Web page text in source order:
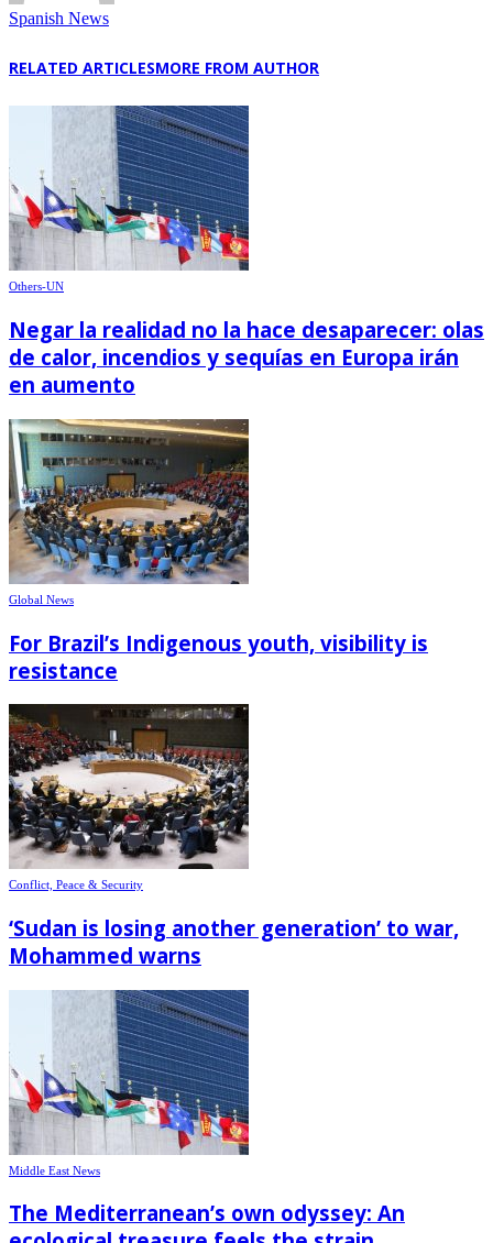
Spanish News
RELATED ARTICLESMORE FROM AUTHOR
Others-UN
Negar la realidad no la hace desaparecer: olas
de calor, incendios y sequías en Europa irán
en aumento
Global News
For Brazil’s Indigenous youth, visibility is
resistance
Conflict, Peace & Security
‘Sudan is losing another generation’ to war,
Mohammed warns
Middle East News
The Mediterranean’s own odyssey: An